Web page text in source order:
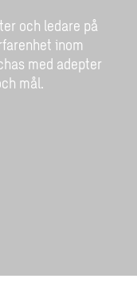
och ledare på
inom
med adepter
mål.